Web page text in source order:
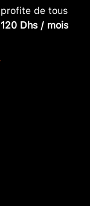
de tous
120 Dhs / mois